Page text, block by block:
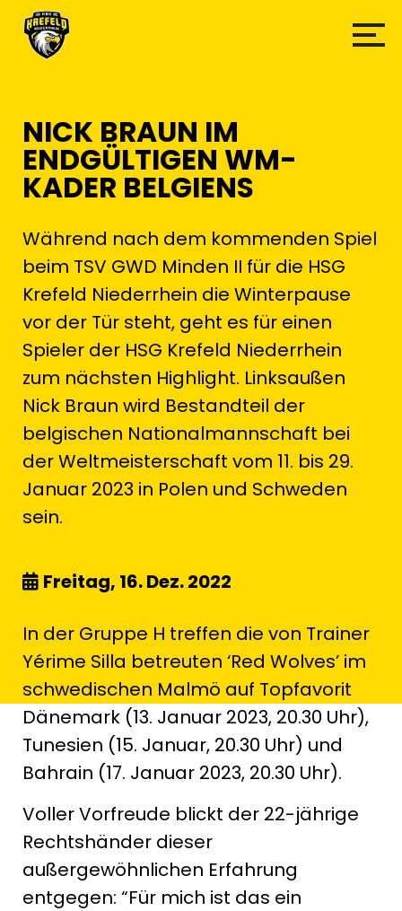
NICK BRAUN IM
ENDGÜLTIGEN WM-
KADER BELGIENS
Während nach dem kommenden Spiel
beim TSV GWD Minden II für die HSG
Krefeld Niederrhein die Winterpause
vor der Tür steht, geht es für einen
Spieler der HSG Krefeld Niederrhein
zum nächsten Highlight. Linksaußen
Nick Braun wird Bestandteil der
belgischen Nationalmannschaft bei
der Weltmeisterschaft vom 11. bis 29.
Januar 2023 in Polen und Schweden
sein.
Freitag, 16. Dez. 2022
In der Gruppe H treffen die von Trainer
Yérime Silla betreuten ‘Red Wolves’ im
schwedischen Malmö auf Topfavorit
Dänemark (13. Januar 2023, 20.30 Uhr),
Tunesien (15. Januar, 20.30 Uhr) und
Bahrain (17. Januar 2023, 20.30 Uhr).
Voller Vorfreude blickt der 22-jährige
Rechtshänder dieser
außergewöhnlichen Erfahrung
entgegen: “Für mich ist das ein